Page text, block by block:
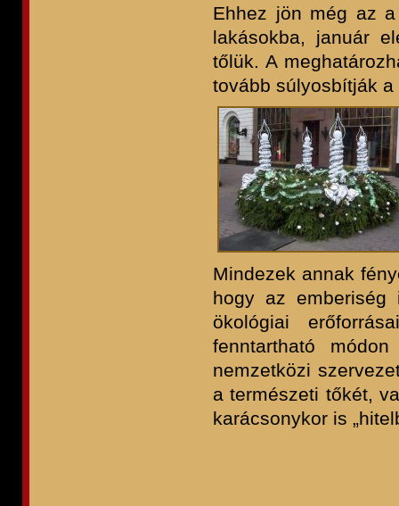
Ehhez jön még az
lakásokba, január
tőlük. A
tovább súlyosbítják a
Mindezek annak
hogy az
ökológiai
fenntartható
nemzetközi
a természeti tőkét,
karácsonykor is